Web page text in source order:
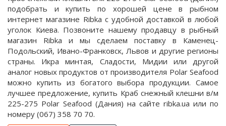
подобрать и купить по хорошей цене в рыбном
интернет магазине Ribka с удобной доставкой в любой
уголок Киева. Позвоните нашему продавцу в рыбный
магазин Ribka и мы сделаем поставку в Каменец-
Подольский, Ивано-Франковск, Львов и другие регионы
страны. Икра минтая, Сладости, Мидии или другой
аналог новых продуктов от производителя Polar Seafood
можно купить из богатого выбора продукции. Самое
лучшее предложение, купить Краб снежный клешни в/м
225-275 Polar Seafood (Дания) на сайте ribka.ua или по
номеру (067) 358 70 70.